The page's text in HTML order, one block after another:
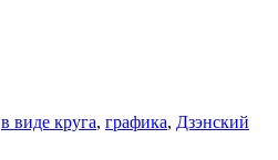
в виде круга, графика, Дзэнский